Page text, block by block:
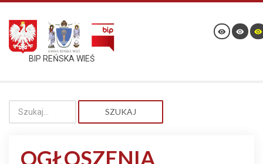
BIP REŃSKA WIEŚ
SZUKAJ
OGŁOSZENIA